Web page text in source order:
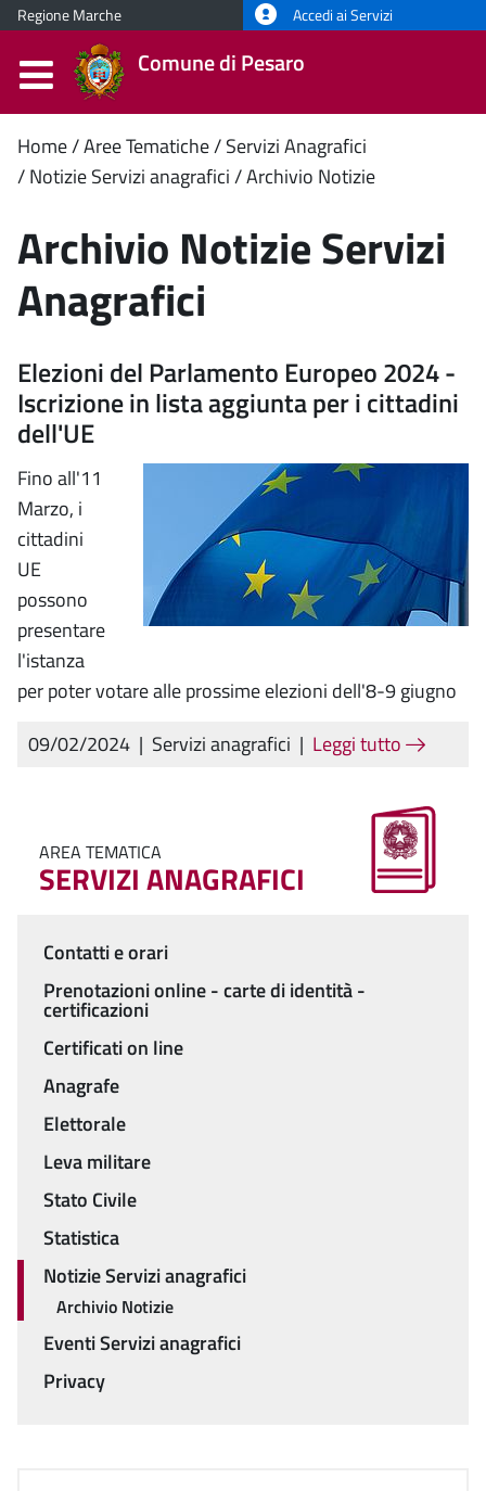
Regione Marche Accedi ai Servizi
Comune di Pesaro
Contenuto
principale
Home Aree Tematiche Servizi Anagrafici
Notizie Servizi anagrafici Archivio Notizie
Archivio Notizie Servizi
Anagrafici
Elezioni del Parlamento Europeo 2024 -
Iscrizione in lista aggiunta per i cittadini
dell'UE
Fino all'11
Marzo, i
cittadini
UE
possono
presentare
l'istanza
per poter votare alle prossime elezioni dell'8-9 giugno
09/02/2024 | Servizi anagrafici | Leggi tutto
AREA TEMATICA
SERVIZI ANAGRAFICI
Menu
Contatti e orari
Prenotazioni online - carte di identità -
certificazioni
Certificati on line
Anagrafe
Elettorale
Leva militare
Stato Civile
Statistica
Notizie Servizi anagrafici
Archivio Notizie
Eventi Servizi anagrafici
Privacy